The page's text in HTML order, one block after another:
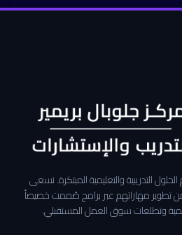
التدريبية والتعليمية المبتكرة. نسعى
تطوير مهاراتهم عبر برامج صُممت خصيصاً
وتطلعات سوق العمل المستقبلي.